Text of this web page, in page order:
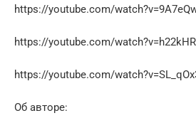
https://youtube.com/
https://youtube.com/
https://youtube.com/
Об авторе: